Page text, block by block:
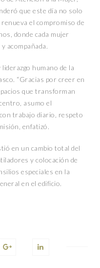
que este día no solo
el compromiso de
donde cada mujer
acompañada.
humano de la
“Gracias por creer en
que transforman
asumo el
trabajo diario, respeto
enfatizó.
en un cambio total del
y colocación de
especiales en la
en el edificio.